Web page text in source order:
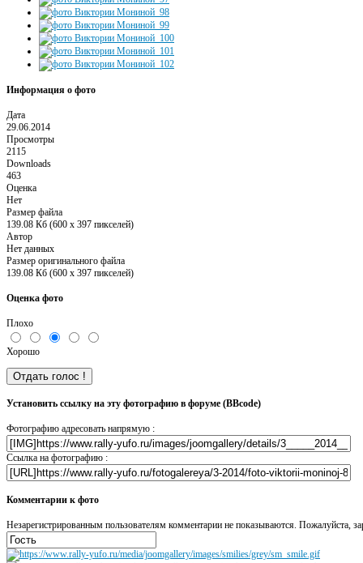
Информация о фото
Дата
29.06.2014
Просмотры
2115
Downloads
463
Оценка
Нет
Размер файла
139.08 Кб (600 x 397 пикселей)
Автор
Нет данных
Размер оригинального файла
139.08 Кб (600 x 397 пикселей)
Оценка фото
Плохо
Хорошо
Установить ссылку на эту фотографию в форуме (BBcode)
Фотографию адресовать напрямую :
Ссылка на фотографию :
Комментарии к фото
Незарегистрированным пользователям комментарии не показываются. Пожалуйста,